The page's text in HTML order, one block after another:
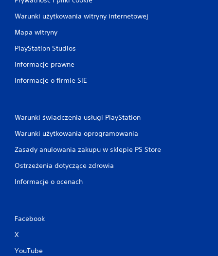
Warunki użytkowania witryny internetowej
Mapa witryny
PlayStation Studios
Informacje prawne
Informacje o firmie SIE
Warunki świadczenia usługi PlayStation
Warunki użytkowania oprogramowania
Zasady anulowania zakupu w sklepie PS Store
Ostrzeżenia dotyczące zdrowia
Informacje o ocenach
Facebook
X
YouTube